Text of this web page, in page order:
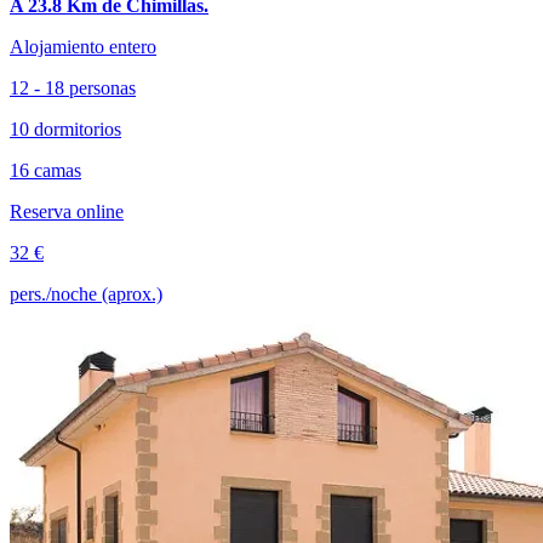
A 23.8 Km de Chimillas.
Alojamiento entero
12 - 18 personas
10 dormitorios
16 camas
Reserva online
32 €
pers./noche (aprox.)